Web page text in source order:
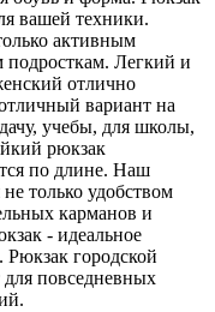
вашей техники.
активным
Легкий и
отлично
вариант на
учебы, для школы,
рюкзак
по длине. Наш
только удобством
карманов и
- идеальное
Рюкзак городской
повседневных